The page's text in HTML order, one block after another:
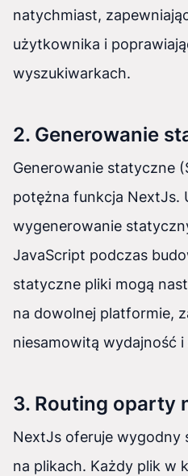
natychmiast,
użytkownika i
wyszukiwarkach.
2. Generowanie
Generowanie statyczne
potężna funkcja NextJs.
wygenerowanie
JavaScript podczas
statyczne pliki mogą
na dowolnej platformie,
niesamowitą wydajność i
3. Routing oparty
NextJs oferuje wygodny
na plikach. Każdy plik w